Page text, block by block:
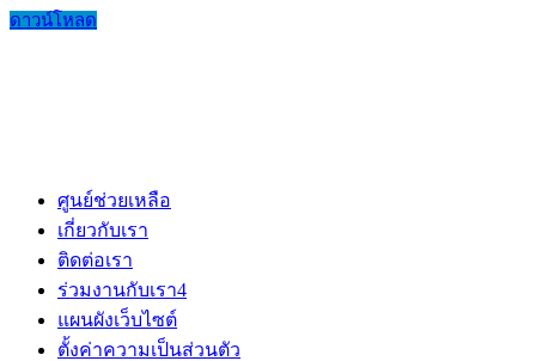
ดาวน์โหลด
ศูนย์ช่วยเหลือ
เกี่ยวกับเรา
ติดต่อเรา
ร่วมงานกับเรา4
แผนผังเว็บไซต์
ตั้งค่าความเป็นส่วนตัว